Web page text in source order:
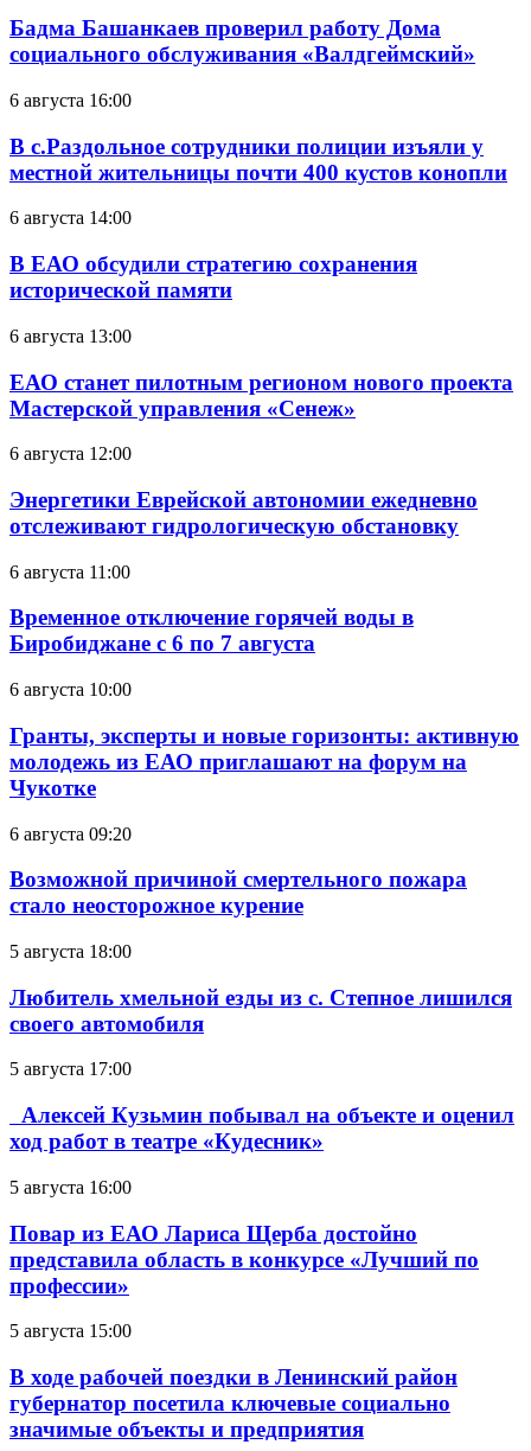
Бадма Башанкаев проверил работу Дома
социального обслуживания «Валдгеймский»
6 августа 16:00
В с.Раздольное сотрудники полиции изъяли у
местной жительницы почти 400 кустов конопли
6 августа 14:00
В ЕАО обсудили стратегию сохранения
исторической памяти
6 августа 13:00
ЕАО станет пилотным регионом нового проекта
Мастерской управления «Сенеж»
6 августа 12:00
Энергетики Еврейской автономии ежедневно
отслеживают гидрологическую обстановку
6 августа 11:00
Временное отключение горячей воды в
Биробиджане с 6 по 7 августа
6 августа 10:00
Гранты, эксперты и новые горизонты: активную
молодежь из ЕАО приглашают на форум на
Чукотке
6 августа 09:20
Возможной причиной смертельного пожара
стало неосторожное курение
5 августа 18:00
Любитель хмельной езды из с. Степное лишился
своего автомобиля
5 августа 17:00
Алексей Кузьмин побывал на объекте и оценил
ход работ в театре «Кудесник»
5 августа 16:00
Повар из ЕАО Лариса Щерба достойно
представила область в конкурсе «Лучший по
профессии»
5 августа 15:00
В ходе рабочей поездки в Ленинский район
губернатор посетила ключевые социально
значимые объекты и предприятия